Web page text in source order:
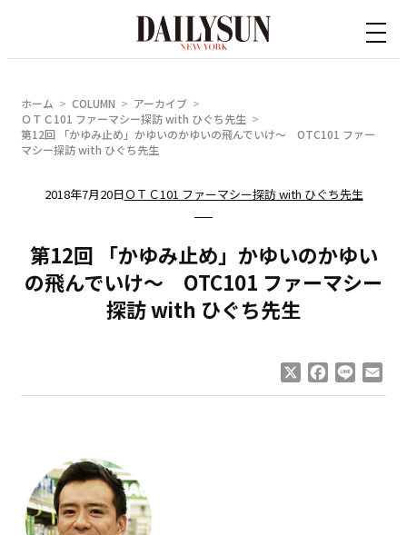
ホーム COLUMN
アーカイブ
ＯＴＣ101 ファーマシー探訪 with ひぐち先生
第12回 「かゆみ止め」かゆいのかゆいの飛んでいけ〜 OTC101 ファー
マシー探訪 with ひぐち先生
2018年7月20日ＯＴＣ101 ファーマシー探訪 with ひぐち先生
第12回 「かゆみ止め」かゆいのかゆい
の飛んでいけ〜 OTC101 ファーマシー
探訪 with ひぐち先生
Facebook
Line